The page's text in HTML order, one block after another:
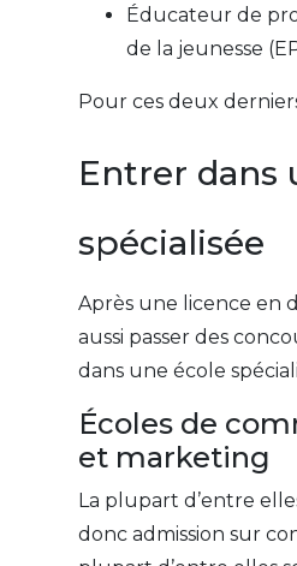
Éducateur de
de la jeunesse
Pour ces deux
Entrer dans
spécialisée
Après une licence en
aussi passer des
dans une école
Écoles de
et marketing
La plupart d’entre
donc admission sur